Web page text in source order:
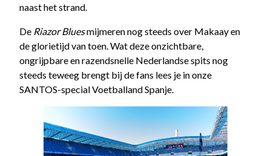
naast het strand.
De Riazor Bluesmijmeren nog steeds over Makaay en
de glorietijd van toen. Wat deze onzichtbare,
ongrijpbare en razendsnelle Nederlandse spits nog
steeds teweeg brengt bij de fans lees je in onze
SANTOS-special Voetballand Spanje.